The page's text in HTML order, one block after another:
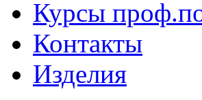
Курсы
Контакты
Изделия